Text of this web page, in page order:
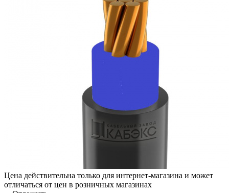
Цена действительна только для интернет-магазина и может
отличаться от цен в розничных магазинах